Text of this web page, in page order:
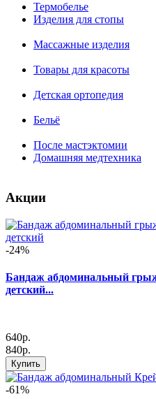
Термобелье
Изделия для стопы
Массажные изделия
Товары для красоты
Детская ортопедия
Бельё
После мастэктомии
Домашняя медтехника
Акции
-24%
Бандаж абдоминальный
детский...
640р.
840р.
Купить
-61%